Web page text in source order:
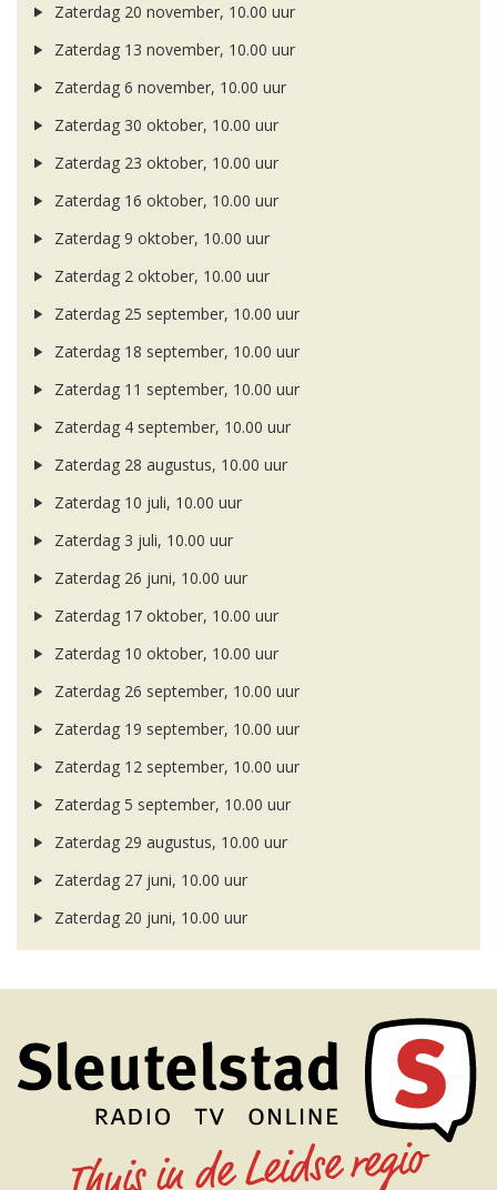
Zaterdag 20 november, 10.00 uur
Zaterdag 13 november, 10.00 uur
Zaterdag 6 november, 10.00 uur
Zaterdag 30 oktober, 10.00 uur
Zaterdag 23 oktober, 10.00 uur
Zaterdag 16 oktober, 10.00 uur
Zaterdag 9 oktober, 10.00 uur
Zaterdag 2 oktober, 10.00 uur
Zaterdag 25 september, 10.00 uur
Zaterdag 18 september, 10.00 uur
Zaterdag 11 september, 10.00 uur
Zaterdag 4 september, 10.00 uur
Zaterdag 28 augustus, 10.00 uur
Zaterdag 10 juli, 10.00 uur
Zaterdag 3 juli, 10.00 uur
Zaterdag 26 juni, 10.00 uur
Zaterdag 17 oktober, 10.00 uur
Zaterdag 10 oktober, 10.00 uur
Zaterdag 26 september, 10.00 uur
Zaterdag 19 september, 10.00 uur
Zaterdag 12 september, 10.00 uur
Zaterdag 5 september, 10.00 uur
Zaterdag 29 augustus, 10.00 uur
Zaterdag 27 juni, 10.00 uur
Zaterdag 20 juni, 10.00 uur